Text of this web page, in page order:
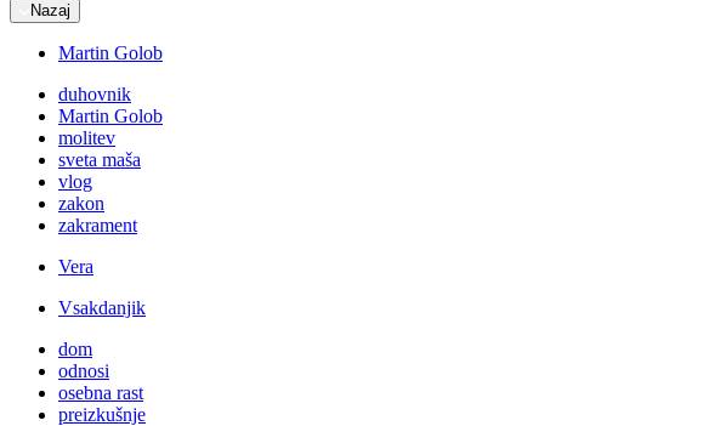
Nazaj
Martin Golob
duhovnik
Martin Golob
molitev
sveta maša
vlog
zakon
zakrament
Vera
Vsakdanjik
dom
odnosi
osebna rast
preizkušnje